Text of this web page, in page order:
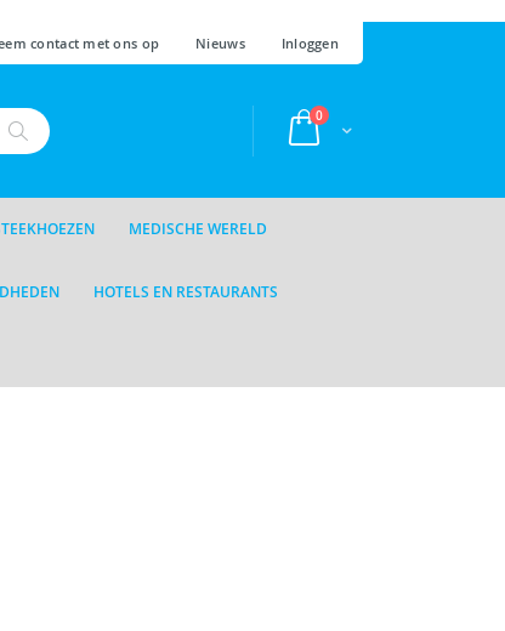
contact met ons op Nieuws Inloggen
Cart
0producten
MEDISCHE WERELD
HOTELS EN RESTAURANTS